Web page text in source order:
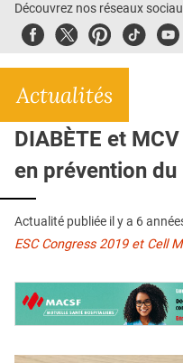
E-REVUE SAD
THÉMA
CONTACT
Découvrez nos réseaux
FacebookTwitterPinterest
Tiktok
Actualités
DIABÈTE et
en prévention
Actualité publiée il y a 6
ESC Congress 2019 et Cell